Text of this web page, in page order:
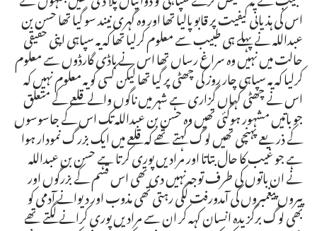
اس کی ہذیانی کیفیت پر قابو پالیا تھا اور وہ گہری نیند سو گیا تھا حسن بن
عبداللہ نے پہلے ہی طبیب سے معلوم کرلیا تھا کہ یہ سپاہی اپنی حقیقی
حالت میں نہیں وہ سراغ رساں تھا اس نے باڈی گارڈوں سے معلوم
کرلیا کہ یہ سپاہی چار روز کی چھٹی پر گیا تھا لیکن کسی کو یہ معلوم نہیں کہ
اس نے چھٹی کہاں گزاری ہے شہر میں ناگوں والے قلعے کے متعلق
جو باتیں مشہور ہوگئی تھیں وہ حسن بن عبداللہ تک اس کے جاسوسوں
کے ذریعے پہنچی تھیں لوگ کہتے تھے کہ قلعے میں ایک بزرگ نمودار ہوا
ہے جو غیب کا حال بتاتا اور مرادیں پوری کرتا ہے حسن بن عبداللہ
نے ان باتوں کی طرف توجہ نہیں دی تھی اس قسم کے بزرگوں اور
پیروں پیغمبروں کی آمدورفت لگی رہتی تھی مذوب اور دیوانے آدمی کو
بھی لوگ برگزیدہ انسان کہہ کر ان سے مرادیں پوری کرانے لگتے تھے